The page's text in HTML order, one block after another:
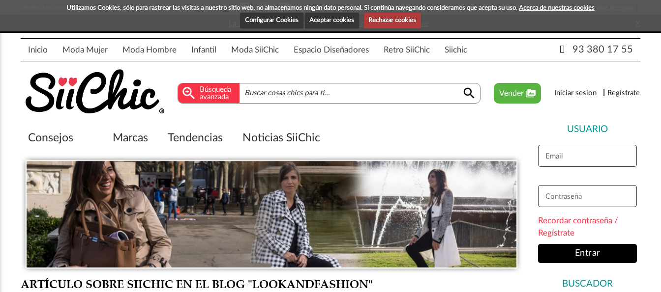
Utilizamos Cookies, sólo para rastrear las visitas a nuestro sitio web, no almacenamos ningún dato personal. Si continúa navegando consideramos que acepta su uso. Acerca de nuestras cookies
Configurar Cookies
Aceptar cookies Rechazar cookies
¡Compra y vende moda! Blog Siichic ¡Descubre maravillosas prendas que esperan tu visita! Preguntas frecuentes Métodos de envío
La app para android esta en fase beta, disponible en breve
Inicio Moda Mujer Moda Hombre Infantil Moda SiiChic Espacio Diseñadores Retro SiiChic Siichic 93 380 17 55
zoom_in
Búsqueda
avanzada
search Vender perm_media Iniciar sesion Regístrate
Consejos Marcas Tendencias Noticias SiiChic
ARTÍCULO SOBRE SIICHIC EN EL BLOG "LOOKANDFASHION"
USUARIO
Email
Contraseña
Recordar contraseña /
Regístrate
Entrar
BUSCADOR